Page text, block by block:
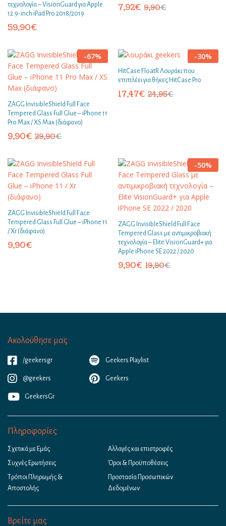
τεχνολογία – VisionGuard για Apple
12.9-inch iPad Pro 2018/2019
59,90€
7,92€ 9,90€
-67%
ZAGG InvisibleShield Full Face
Tempered Glass Full Glue – iPhone 11
Pro Max / XS Max (διάφανο)
9,90€ 29,90€
-30%
HitCase FloatR Λουράκι που
επιπλέει για θήκες HitCase Pro
17,47€ 24,95€
ZAGG InvisibleShield Full Face
Tempered Glass Full Glue – iPhone 11
/ Xr (διάφανο)
9,90€
-50%
ZAGG InvisibleShield Full Face
Tempered Glass με αντιμικροβιακή
τεχνολογία – Elite VisionGuard+ για
Apple iPhone SE 2022 / 2020
9,90€ 19,90€
Ακολούθησε μας
/geekersgr
@geekers
GeekersGr
Geekers Playlist
Geekers
Πληροφορίες
Σχετικά με Εμάς
Συχνές Ερωτήσεις
Τρόποι Πληρωμής &
Αποστολής
Αλλαγές και επιστροφές
Όροι & Προϋποθέσεις
Προστασία Προσωπικών
Δεδομένων
Βρείτε μας